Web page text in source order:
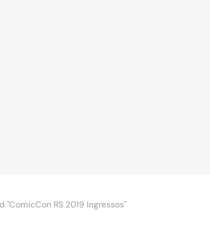
"ComicCon RS 2019 Ingressos"